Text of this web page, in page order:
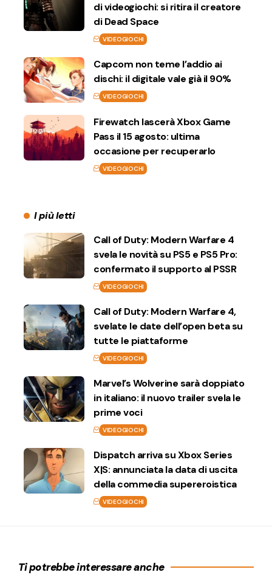
di videogiochi: si ritira il creatore
di Dead Space
VIDEOGIOCHI
Capcom non teme l’addio ai
dischi: il digitale vale già il 90%
VIDEOGIOCHI
Firewatch lascerà Xbox Game
Pass il 15 agosto: ultima
occasione per recuperarlo
VIDEOGIOCHI
I più letti
Call of Duty: Modern Warfare 4
svela le novità su PS5 e PS5 Pro:
confermato il supporto al PSSR
VIDEOGIOCHI
Call of Duty: Modern Warfare 4,
svelate le date dell’open beta su
tutte le piattaforme
VIDEOGIOCHI
Marvel’s Wolverine sarà doppiato
in italiano: il nuovo trailer svela le
prime voci
VIDEOGIOCHI
Dispatch arriva su Xbox Series
X|S: annunciata la data di uscita
della commedia supereroistica
VIDEOGIOCHI
Ti potrebbe interessare anche